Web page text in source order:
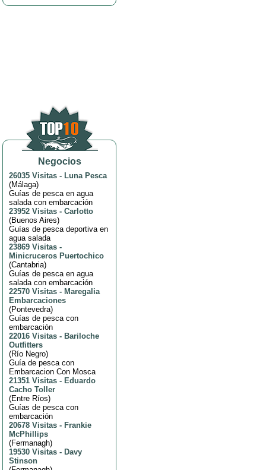
Negocios
26035 Visitas - Luna Pesca
(Málaga)
Guías de pesca en agua
salada con embarcación
23952 Visitas - Carlotto
(Buenos Aires)
Guías de pesca deportiva en
agua salada
23869 Visitas -
Minicruceros Puertochico
(Cantabria)
Guías de pesca en agua
salada con embarcación
22570 Visitas - Maregalia
Embarcaciones
(Pontevedra)
Guías de pesca con
embarcación
22016 Visitas - Bariloche
Outfitters
(Río Negro)
Guía de pesca con
Embarcacion Con Mosca
21351 Visitas - Eduardo
Cacho Toller
(Entre Ríos)
Guías de pesca con
embarcación
20678 Visitas - Frankie
McPhillips
(Fermanagh)
19530 Visitas - Davy
Stinson